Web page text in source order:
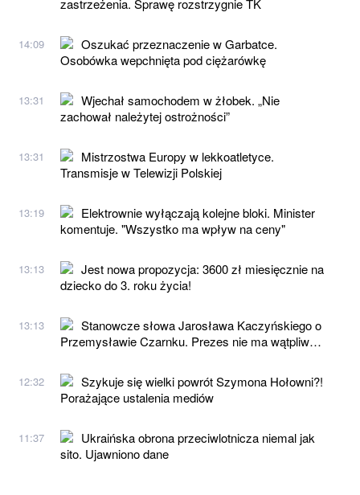
14:09
Oszukać przeznaczenie w Garbatce.
Osobówka wepchnięta pod ciężarówkę
13:31
Wjechał samochodem w żłobek. „Nie
zachował należytej ostrożności”
13:31
Mistrzostwa Europy w lekkoatletyce.
Transmisje w Telewizji Polskiej
13:19
Elektrownie wyłączają kolejne bloki. Minister
komentuje. "Wszystko ma wpływ na ceny"
13:13
Jest nowa propozycja: 3600 zł miesięcznie na
dziecko do 3. roku życia!
13:13
Stanowcze słowa Jarosława Kaczyńskiego o
Przemysławie Czarnku. Prezes nie ma wątpliw…
12:32
Szykuje się wielki powrót Szymona Hołowni?!
Porażające ustalenia mediów
11:37
Ukraińska obrona przeciwlotnicza niemal jak
sito. Ujawniono dane